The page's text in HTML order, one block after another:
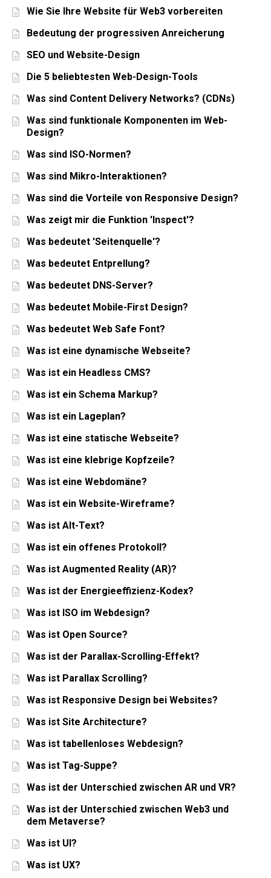
Wie Sie Ihre Website für Web3 vorbereiten
Bedeutung der progressiven Anreicherung
SEO und Website-Design
Die 5 beliebtesten Web-Design-Tools
Was sind Content Delivery Networks? (CDNs)
Was sind funktionale Komponenten im Web-
Design?
Was sind ISO-Normen?
Was sind Mikro-Interaktionen?
Was sind die Vorteile von Responsive Design?
Was zeigt mir die Funktion 'Inspect'?
Was bedeutet 'Seitenquelle'?
Was bedeutet Entprellung?
Was bedeutet DNS-Server?
Was bedeutet Mobile-First Design?
Was bedeutet Web Safe Font?
Was ist eine dynamische Webseite?
Was ist ein Headless CMS?
Was ist ein Schema Markup?
Was ist ein Lageplan?
Was ist eine statische Webseite?
Was ist eine klebrige Kopfzeile?
Was ist eine Webdomäne?
Was ist ein Website-Wireframe?
Was ist Alt-Text?
Was ist ein offenes Protokoll?
Was ist Augmented Reality (AR)?
Was ist der Energieeffizienz-Kodex?
Was ist ISO im Webdesign?
Was ist Open Source?
Was ist der Parallax-Scrolling-Effekt?
Was ist Parallax Scrolling?
Was ist Responsive Design bei Websites?
Was ist Site Architecture?
Was ist tabellenloses Webdesign?
Was ist Tag-Suppe?
Was ist der Unterschied zwischen AR und VR?
Was ist der Unterschied zwischen Web3 und
dem Metaverse?
Was ist UI?
Was ist UX?